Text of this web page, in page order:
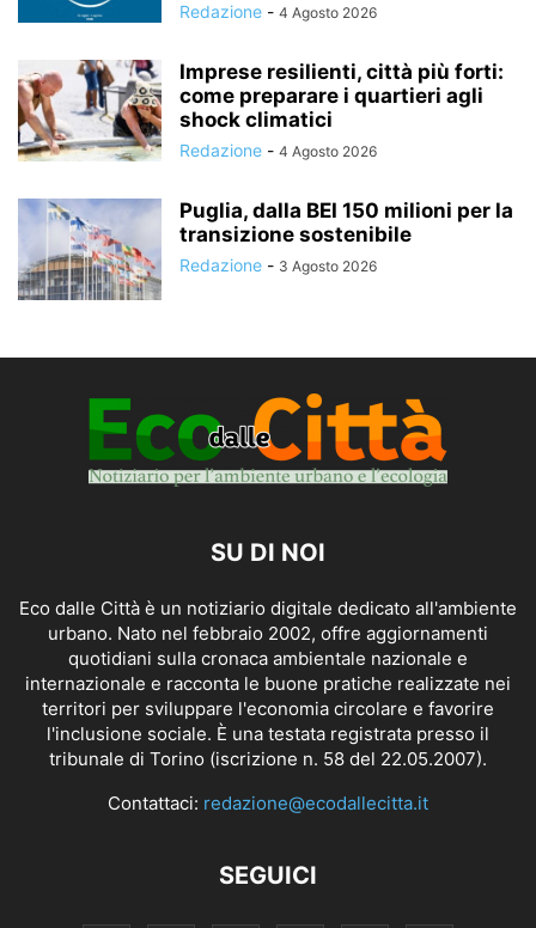
Redazione - 4 Agosto 2026
Imprese resilienti, città più forti:
come preparare i quartieri agli
shock climatici
Redazione - 4 Agosto 2026
Puglia, dalla BEI 150 milioni per la
transizione sostenibile
Redazione - 3 Agosto 2026
SU DI NOI
Eco dalle Città è un notiziario digitale dedicato all'ambiente
urbano. Nato nel febbraio 2002, offre aggiornamenti
quotidiani sulla cronaca ambientale nazionale e
internazionale e racconta le buone pratiche realizzate nei
territori per sviluppare l'economia circolare e favorire
l'inclusione sociale. È una testata registrata presso il
tribunale di Torino (iscrizione n. 58 del 22.05.2007).
Contattaci: redazione@ecodallecitta.it
SEGUICI